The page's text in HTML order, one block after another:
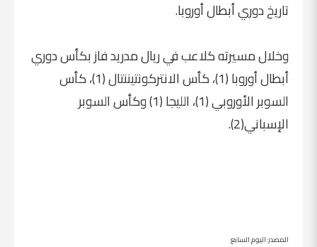
تاريخ دوري أبطال أوروبا.
وخلال مسيرته كلاعب في ريال مدريد فاز بكأس دوري
أبطال أوروبا (1)، كأس الانتركونتيننتال (1)، كأس
السوبر الأوروبي (1)، الليجا (1) وكأس السوبر
الإسباني(2).
المصدر:اليوم السابع